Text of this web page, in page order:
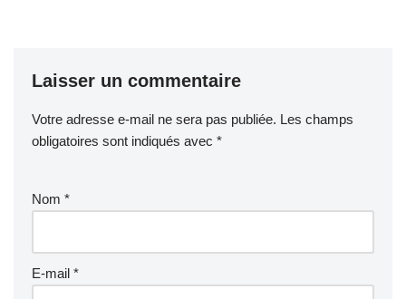
Laisser un commentaire
Votre adresse e-mail ne sera pas publiée. Les champs
obligatoires sont indiqués avec *
Nom *
E-mail *